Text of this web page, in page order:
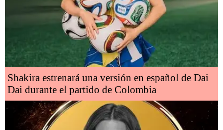
Shakira estrenará una versión en español de Dai
Dai durante el partido de Colombia